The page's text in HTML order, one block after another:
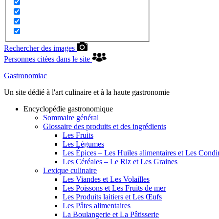
Rechercher des images
Personnes citées dans le site
Gastronomiac
Un site dédié à l'art culinaire et à la haute gastronomie
Encyclopédie gastronomique
Sommaire général
Glossaire des produits et des ingrédients
Les Fruits
Les Légumes
Les Épices – Les Huiles alimentaires et Les
Les Céréales – Le Riz et Les Graines
Lexique culinaire
Les Viandes et Les Volailles
Les Poissons et Les Fruits de mer
Les Produits laitiers et Les Œufs
Les Pâtes alimentaires
La Boulangerie et La Pâtisserie